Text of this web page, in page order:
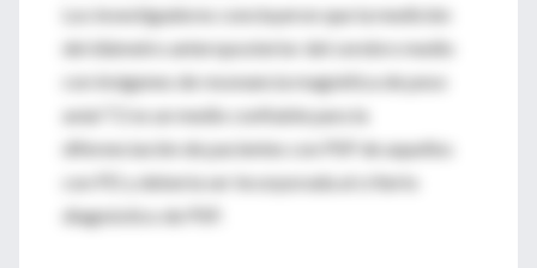
Los investigadores concluyeron que la medición
del diámetro anteroposterior del cerebro medio
con imágenes de resonancia magnética de peso
axial T2 es un medio confiable para la
diferenciación de pacientes con PSP de aquellos
con PD y debería ser incorporada al criterio
diagnóstico de PSP.